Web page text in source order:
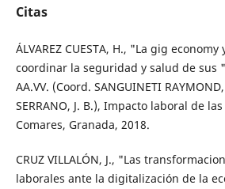
Citas
ÁLVAREZ CUESTA, H., "La gig
coordinar la seguridad y salud de sus
AA.VV. (Coord. SANGUINETI
SERRANO, J. B.), Impacto laboral de
Comares, Granada, 2018.
CRUZ VILLALÓN, J., "Las
laborales ante la digitalización de la